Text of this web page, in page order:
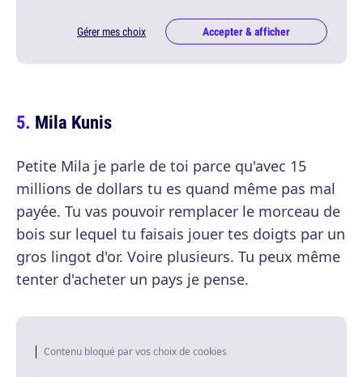
Gérer mes choix Accepter & afficher
Mila Kunis
Petite Mila je parle de toi parce qu'avec 15
millions de dollars tu es quand même pas mal
payée. Tu vas pouvoir remplacer le morceau de
bois sur lequel tu faisais jouer tes doigts par un
gros lingot d'or. Voire plusieurs. Tu peux même
tenter d'acheter un pays je pense.
Contenu bloqué par vos choix de cookies